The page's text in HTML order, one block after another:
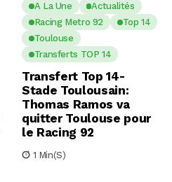
A La Une
Actualités
Racing Metro 92
Top 14
Toulouse
Transferts TOP 14
Transfert Top 14-
Stade Toulousain:
Thomas Ramos va
quitter Toulouse pour
le Racing 92
1 Min(s)